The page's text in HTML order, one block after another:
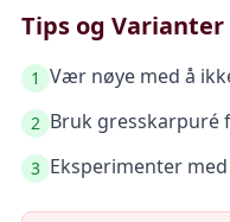
Tips og Varianter
1 Vær nøye med å
2 Bruk gresskarpuré
3 Eksperimenter